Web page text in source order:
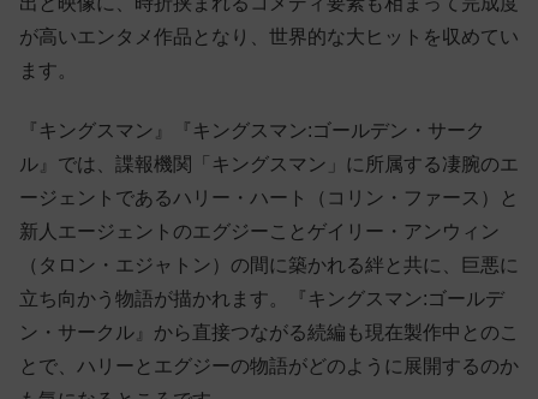
が高いエンタメ作品となり、世界的な大ヒットを収めてい
ます。
『キングスマン』『キングスマン:ゴールデン・サーク
ル』では、諜報機関「キングスマン」に所属する凄腕のエ
ージェントであるハリー・ハート（コリン・ファース）と
新人エージェントのエグジーことゲイリー・アンウィン
（タロン・エジャトン）の間に築かれる絆と共に、巨悪に
立ち向かう物語が描かれます。『キングスマン:ゴールデ
ン・サークル』から直接つながる続編も現在製作中とのこ
とで、ハリーとエグジーの物語がどのように展開するのか